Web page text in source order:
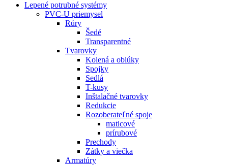
Lepené potrubné systémy
PVC-U priemysel
Rúry
Šedé
Transparentné
Tvarovky
Kolená a oblúky
Spojky
Sedlá
T-kusy
Inštalačné tvarovky
Redukcie
Rozoberateľné spoje
maticové
prírubové
Prechody
Zátky a viečka
Armatúry